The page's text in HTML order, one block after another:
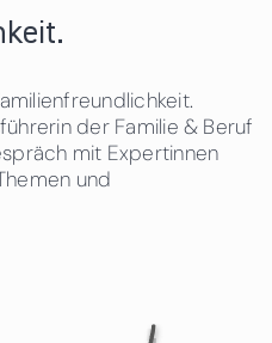
der Familie & Beruf
mit Expertinnen
und